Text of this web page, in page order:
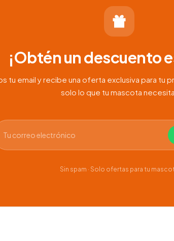
¡Obtén un descuento
tu email y recibe una oferta exclusiva para tu
solo lo que tu mascota necesita.
Sin spam · Solo ofertas para tu